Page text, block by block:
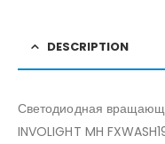
DESCRIPTION
Светодиодная
INVOLIGHT MH